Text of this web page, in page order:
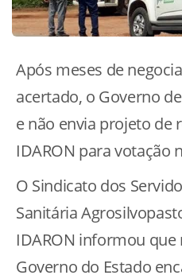
Após meses de
acertado, o Governo
e não envia projeto de
IDARON para votação
O Sindicato dos
Sanitária
IDARON informou
Governo do Estado